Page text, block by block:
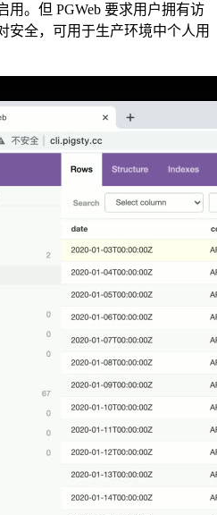
用。但 PGWeb 要求用户拥有访
安全，可用于生产环境中个人用